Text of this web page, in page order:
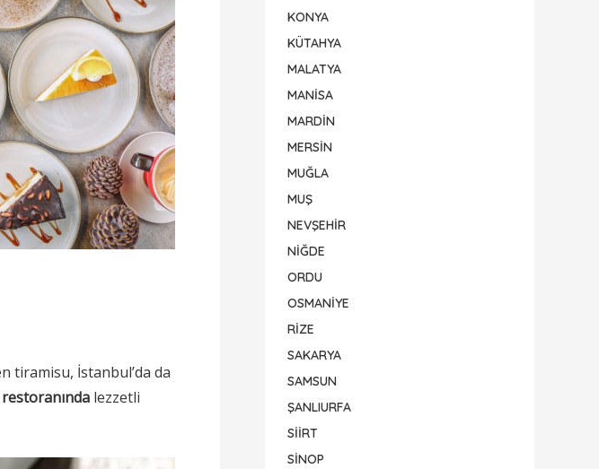
tiramisu, İstanbul’da da
lezzetli
KONYA
KÜTAHYA
MALATYA
MANİSA
MARDİN
MERSİN
MUĞLA
MUŞ
NEVŞEHİR
NİĞDE
ORDU
OSMANİYE
RİZE
SAKARYA
SAMSUN
ŞANLIURFA
SİİRT
SİNOP